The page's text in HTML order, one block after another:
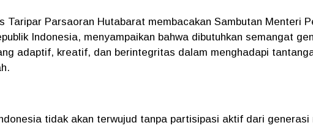
Taripar Parsaoran Hutabarat membacakan Sambutan Menteri
Indonesia, menyampaikan bahwa dibutuhkan semangat
adaptif, kreatif, dan berintegritas dalam menghadapi
tidak akan terwujud tanpa partisipasi aktif dari generasi